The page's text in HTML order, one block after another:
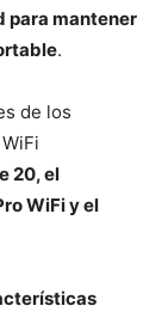
para mantener
.
de los
20, el
WiFi y el